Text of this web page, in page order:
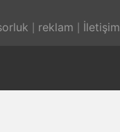
reklam İletişim